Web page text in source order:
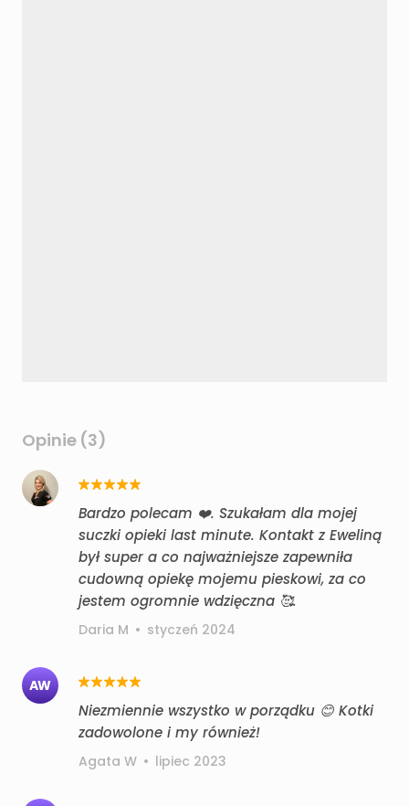
Opinie (3)
Bardzo polecam ❤️. Szukałam dla mojej
suczki opieki last minute. Kontakt z Eweliną
był super a co najważniejsze zapewniła
cudowną opiekę mojemu pieskowi, za co
jestem ogromnie wdzięczna 🥰.
Daria M • styczeń 2024
AW
Niezmiennie wszystko w porządku 😊 Kotki
zadowolone i my również!
Agata W • lipiec 2023